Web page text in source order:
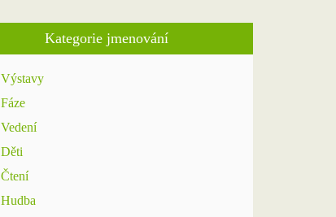
Kategorie jmenování
Výstavy
Fáze
Vedení
Děti
Čtení
Hudba